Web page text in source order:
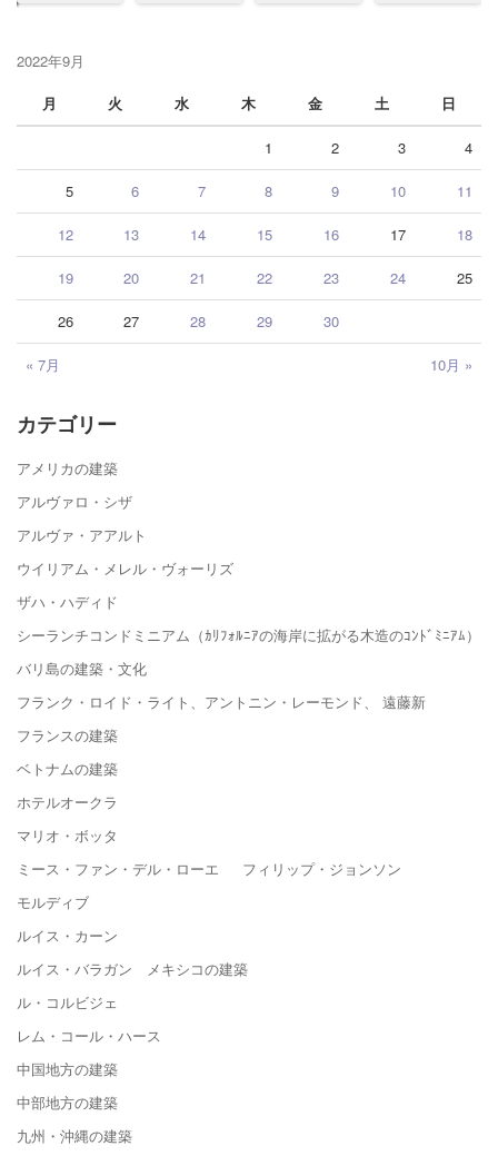
2022年9月
月
火 水 木 金 土 日
« 7月 10月 »
1 2 3 4
5 6 7 8 9 10 11
12 13 14 15 16 17 18
19 20 21 22 23 24 25
26 27 28 29 30
カテゴリー
アメリカの建築
アルヴァロ・シザ
アルヴァ・アアルト
ウイリアム・メレル・ヴォーリズ
ザハ・ハディド
シーランチコンドミニアム（ｶﾘﾌｫﾙﾆｱの海岸に拡がる木造のｺﾝﾄﾞﾐﾆｱﾑ）
バリ島の建築・文化
フランク・ロイド・ライト、アントニン・レーモンド、 遠藤新
フランスの建築
ベトナムの建築
ホテルオークラ
マリオ・ボッタ
ミース・ファン・デル・ローエ フィリップ・ジョンソン
モルディブ
ルイス・カーン
ルイス・バラガン メキシコの建築
ル・コルビジェ
レム・コール・ハース
中国地方の建築
中部地方の建築
九州・沖縄の建築